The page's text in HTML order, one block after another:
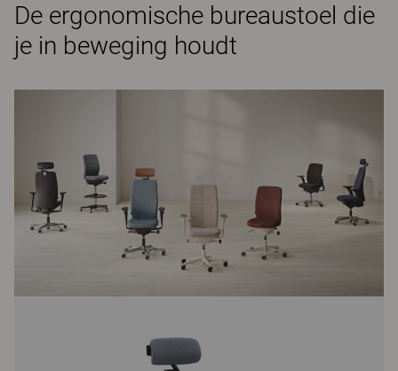
De ergonomische bureaustoel die
je in beweging houdt